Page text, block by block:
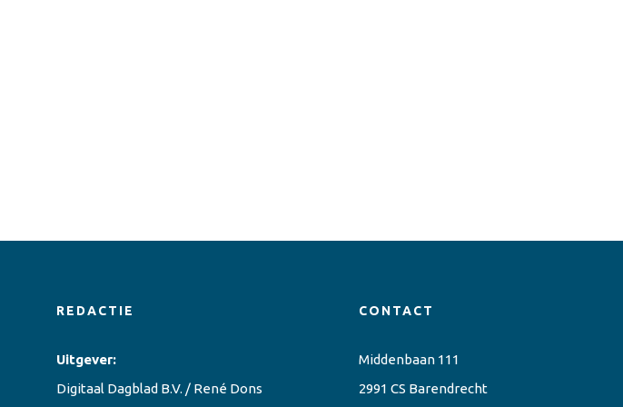
REDACTIE
Uitgever:
Digitaal Dagblad B.V. / René Dons
CONTACT
Middenbaan 111
2991 CS Barendrecht